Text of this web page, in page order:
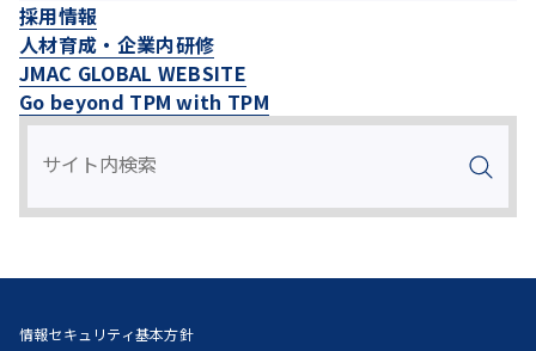
採用情報
人材育成・企業内研修
JMAC GLOBAL WEBSITE
Go beyond TPM with TPM
情報セキュリティ基本方針